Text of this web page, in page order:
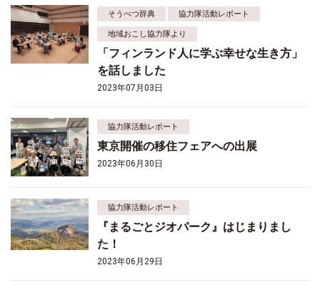
そうべつ辞典 協力隊活動レポート
地域おこし協力隊より
「フィンランド人に学ぶ幸せな生き方」
を話しました
2023年07月03日
協力隊活動レポート
東京開催の移住フェアへの出展
2023年06月30日
協力隊活動レポート
『まるごとジオパーク』はじまりまし
た！
2023年06月29日